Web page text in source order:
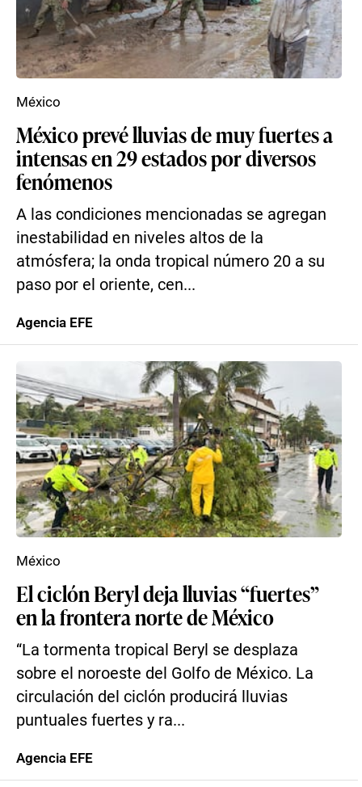
México prevé lluvias de muy fuertes a
intensas en 29 estados por diversos
fenómenos
A las condiciones mencionadas se agregan
inestabilidad en niveles altos de la
atmósfera; la onda tropical número 20 a su
paso por el oriente, cen...
México
Agencia EFE
El ciclón Beryl deja lluvias “fuertes”
en la frontera norte de México
“La tormenta tropical Beryl se desplaza
sobre el noroeste del Golfo de México. La
circulación del ciclón producirá lluvias
puntuales fuertes y ra...
México
Agencia EFE